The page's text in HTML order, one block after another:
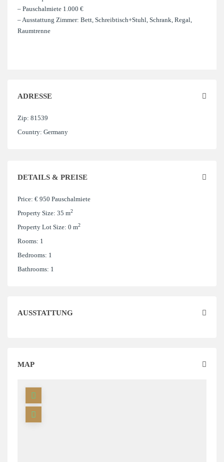
– Pauschalmiete 1.000 €
– Ausstattung Zimmer: Bett, Schreibtisch+Stuhl, Schrank, Regal,
Raumtrenne
ADRESSE
Zip: 81539
Country: Germany
DETAILS & PREISE
Price: € 950 Pauschalmiete
Property Size: 35 m2
Property Lot Size: 0 m2
Rooms: 1
Bedrooms: 1
Bathrooms: 1
AUSSTATTUNG
MAP